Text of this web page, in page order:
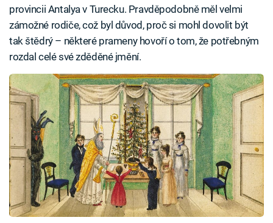
provincii Antalya v Turecku. Pravděpodobně měl velmi
zámožné rodiče, což byl důvod, proč si mohl dovolit být
tak štědrý – některé prameny hovoří o tom, že potřebným
rozdal celé své zděděné jmění.